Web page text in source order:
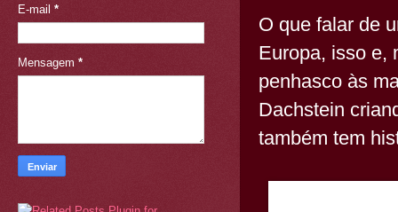
O que falar de
Europa, isso e,
penhasco às
Dachstein
também tem
E-mail *
Mensagem *